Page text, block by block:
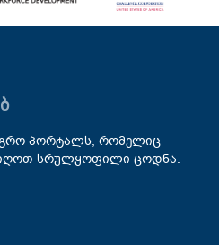
პორტალს, რომელიც
სრულყოფილი ცოდნა.